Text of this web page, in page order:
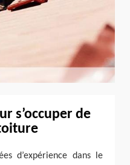
s’occuper de
d’expérience dans le